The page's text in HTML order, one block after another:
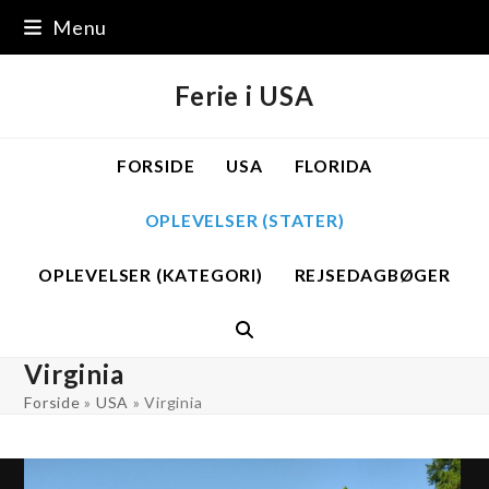
content
Menu
Ferie i USA
FORSIDE USA FLORIDA
OPLEVELSER (STATER)
OPLEVELSER (KATEGORI) REJSEDAGBØGER
Virginia
Forside » USA »Virginia